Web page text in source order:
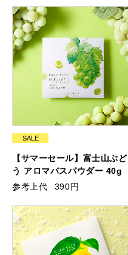
SALE
【サマーセール】富士山ぶど
う アロマバスパウダー 40g
参考上代
390円